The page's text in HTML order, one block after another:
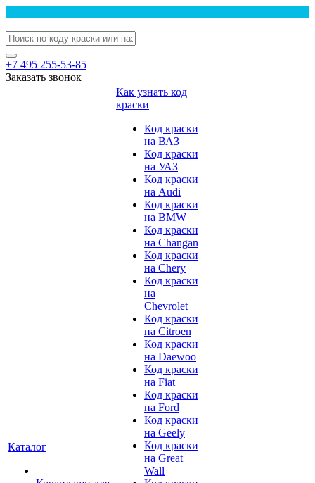
+7 495 255-53-85
Заказать звонок
Каталог
Как узнать код
краски
Код краски
на ВАЗ
Код краски
на УАЗ
Код краски
на Audi
Код краски
на BMW
Код краски
на Changan
Код краски
на Chery
Код краски
на
Chevrolet
Код краски
на Citroen
Код краски
на Daewoo
Код краски
на Fiat
Код краски
на Ford
Код краски
на Geely
Код краски
на Great
Wall